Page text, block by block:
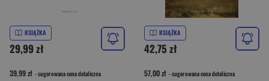
KSIĄŻKA
29,99 zł
39,99 zł - sugerowana cena detaliczna
KSIĄŻKA
42,75 zł
57,00 zł - sugerowana cena detaliczna